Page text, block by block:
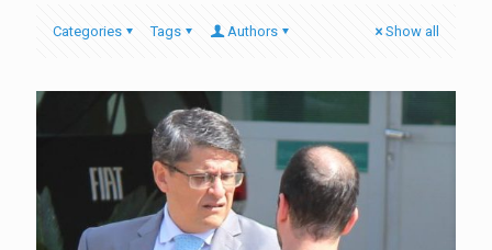
Categories Tags Authors Show all